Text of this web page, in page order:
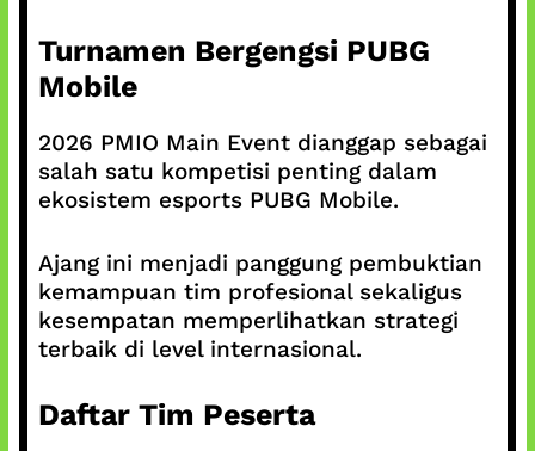
Turnamen Bergengsi PUBG
Mobile
2026 PMIO Main Event dianggap sebagai
salah satu kompetisi penting dalam
ekosistem esports PUBG Mobile.
Ajang ini menjadi panggung pembuktian
kemampuan tim profesional sekaligus
kesempatan memperlihatkan strategi
terbaik di level internasional.
Daftar Tim Peserta